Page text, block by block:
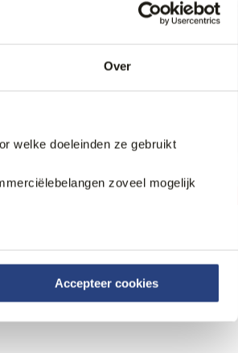
Over
welke doeleinden ze gebruikt
zoveel mogelijk
Accepteer cookies